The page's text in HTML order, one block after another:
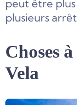
peut être
plusieurs
Choses
Vela